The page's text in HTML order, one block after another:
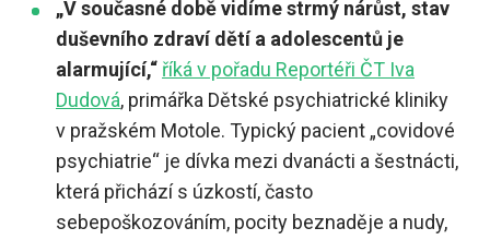
„V současné době vidíme strmý nárůst, stav
duševního zdraví dětí a adolescentů je
alarmující,“ říká v pořadu Reportéři ČT Iva
Dudová, primářka Dětské psychiatrické kliniky
v pražském Motole. Typický pacient „covidové
psychiatrie“ je dívka mezi dvanácti a šestnácti,
která přichází s úzkostí, často
sebepoškozováním, pocity beznaděje a nudy,